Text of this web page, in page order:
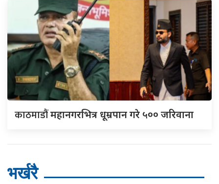
काठमाडौंमहानगरभित्र धूम्रपान गरे ५०० जरिवाना
भर्खरै